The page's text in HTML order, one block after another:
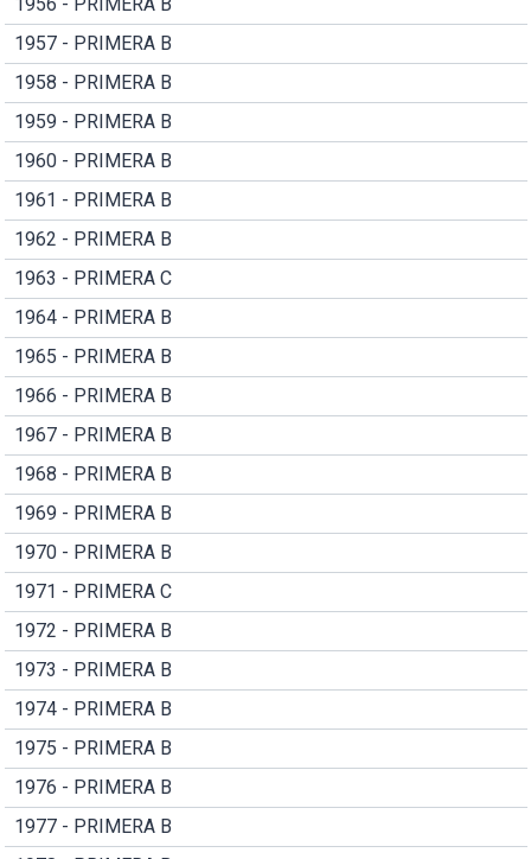
1957 - PRIMERA B
1958 - PRIMERA B
1959 - PRIMERA B
1960 - PRIMERA B
1961 - PRIMERA B
1962 - PRIMERA B
1963 - PRIMERA C
1964 - PRIMERA B
1965 - PRIMERA B
1966 - PRIMERA B
1967 - PRIMERA B
1968 - PRIMERA B
1969 - PRIMERA B
1970 - PRIMERA B
1971 - PRIMERA C
1972 - PRIMERA B
1973 - PRIMERA B
1974 - PRIMERA B
1975 - PRIMERA B
1976 - PRIMERA B
1977 - PRIMERA B